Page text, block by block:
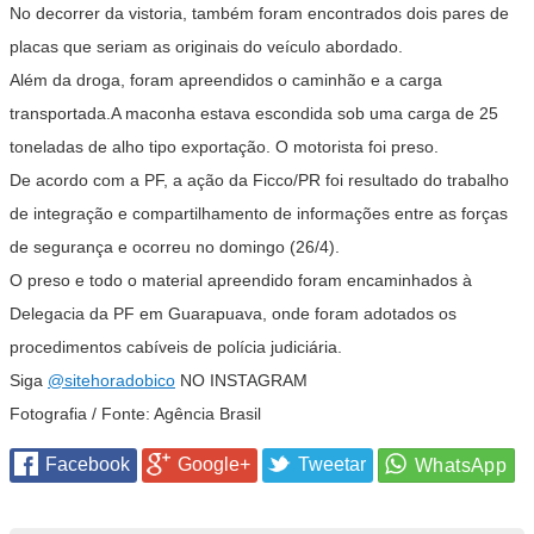
No decorrer da vistoria, também foram encontrados dois pares de
placas que seriam as originais do veículo abordado.
Além da droga, foram apreendidos o caminhão e a carga
transportada.A maconha estava escondida sob uma carga de 25
toneladas de alho tipo exportação. O motorista foi preso.
De acordo com a PF, a ação da Ficco/PR foi resultado do trabalho
de integração e compartilhamento de informações entre as forças
de segurança e ocorreu no domingo (26/4).
O preso e todo o material apreendido foram encaminhados à
Delegacia da PF em Guarapuava, onde foram adotados os
procedimentos cabíveis de polícia judiciária.
Siga @sitehoradobico NO INSTAGRAM
Fotografia / Fonte: Agência Brasil
Facebook Google+ Tweetar